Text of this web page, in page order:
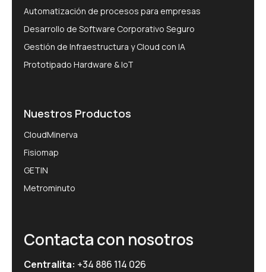
Automatización de procesos para empresas
Desarrollo de Software Corporativo Seguro
Gestión de Infraestructura y Cloud con IA
Prototipado Hardware & IoT
Nuestros Productos
CloudMinerva
Fisiomap
GETIN
Metrominuto
Contacta con nosotros
Centralita: +34 886 114 026